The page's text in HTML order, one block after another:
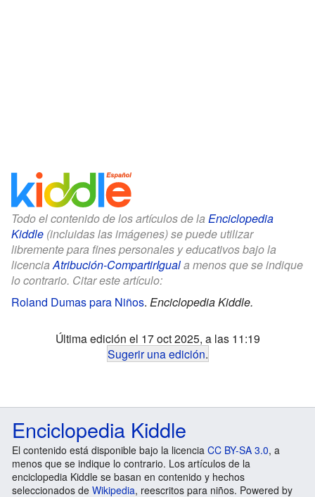
Todo el contenido de los artículos de la Enciclopedia
Kiddle (incluidas las imágenes) se puede utilizar
libremente para fines personales y educativos bajo la
licenciaAtribución-CompartirIguala menos que se indique
lo contrario. Citar este artículo:
Roland Dumas para Niños. Enciclopedia Kiddle.
Última edición el 17 oct 2025, a las 11:19
Sugerir una edición.
Enciclopedia Kiddle
El contenido está disponible bajo la licencia CC BY-SA 3.0, a
menos que se indique lo contrario. Los artículos de la
enciclopedia Kiddle se basan en contenido y hechos
seleccionados de Wikipedia, reescritos para niños. Powered by